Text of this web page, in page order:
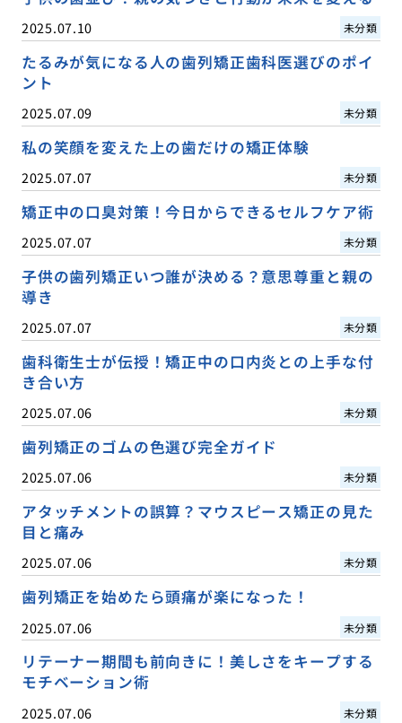
2025.07.10 未分類
たるみが気になる人の歯列矯正歯科医選びのポイ
ント
2025.07.09 未分類
私の笑顔を変えた上の歯だけの矯正体験
2025.07.07 未分類
矯正中の口臭対策！今日からできるセルフケア術
2025.07.07 未分類
子供の歯列矯正いつ誰が決める？意思尊重と親の
導き
2025.07.07 未分類
歯科衛生士が伝授！矯正中の口内炎との上手な付
き合い方
2025.07.06 未分類
歯列矯正のゴムの色選び完全ガイド
2025.07.06 未分類
アタッチメントの誤算？マウスピース矯正の見た
目と痛み
2025.07.06 未分類
歯列矯正を始めたら頭痛が楽になった！
2025.07.06 未分類
リテーナー期間も前向きに！美しさをキープする
モチベーション術
2025.07.06 未分類